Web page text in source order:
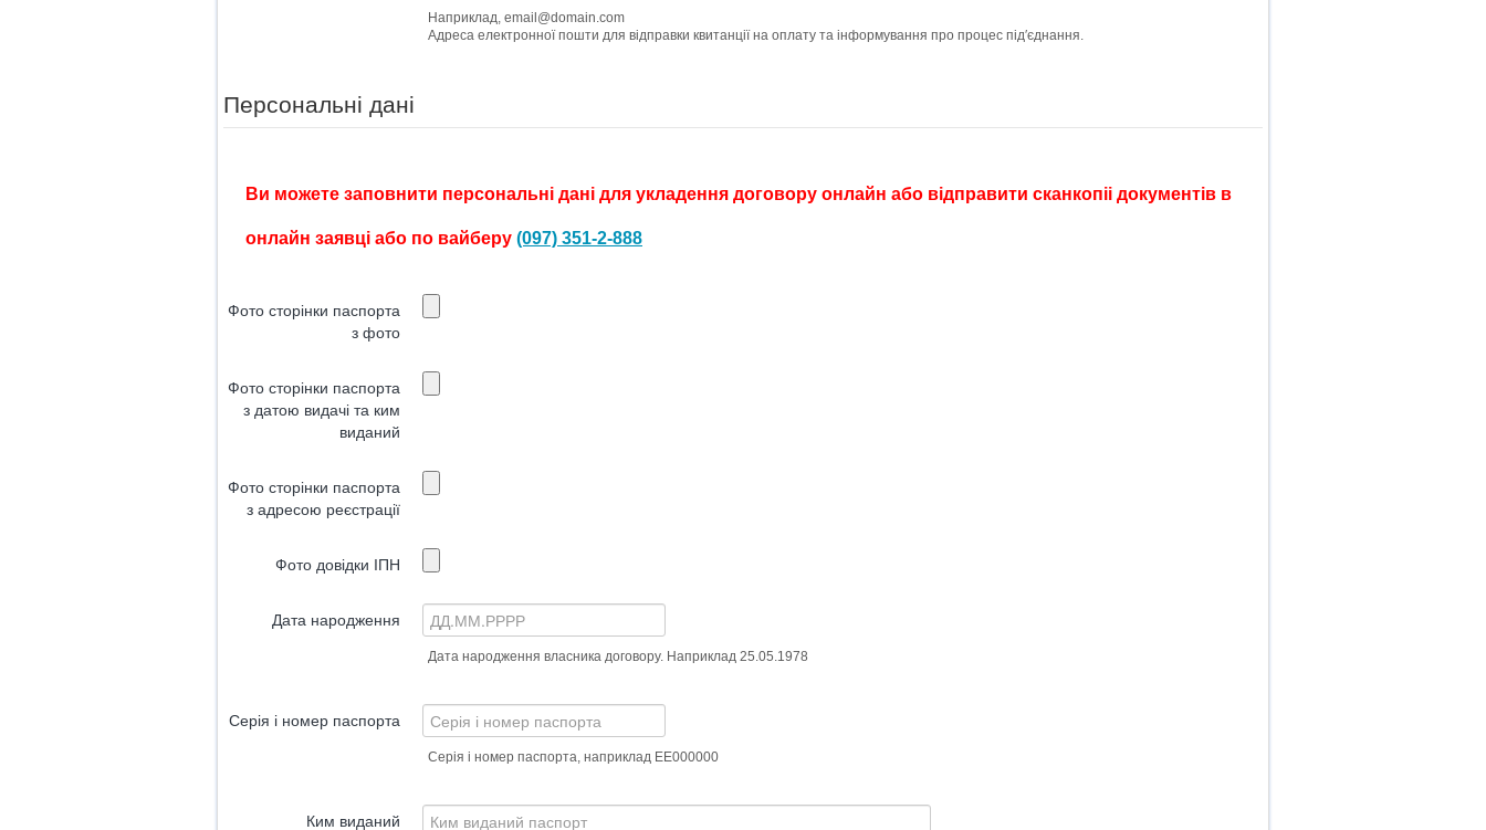
Наприклад, email@domain.com
Адреса електронної пошти для відправки квитанції на оплату та інформування про процес під′єднання.
Персональні дані
Ви можете заповнити персональні дані для укладення договору онлайн або відправити сканкопіі документів в
онлайн заявці або по вайберу (097) 351-2-888
Фото сторінки паспорта
з фото
Фото сторінки паспорта
з датою видачі та ким
виданий
Фото сторінки паспорта
з адресою реєстрації
Фото довідки ІПН
Дата народження
Дата народження власника договору. Наприклад 25.05.1978
Серія і номер паспорта
Серія і номер паспорта, наприклад ЕЕ000000
Ким виданий